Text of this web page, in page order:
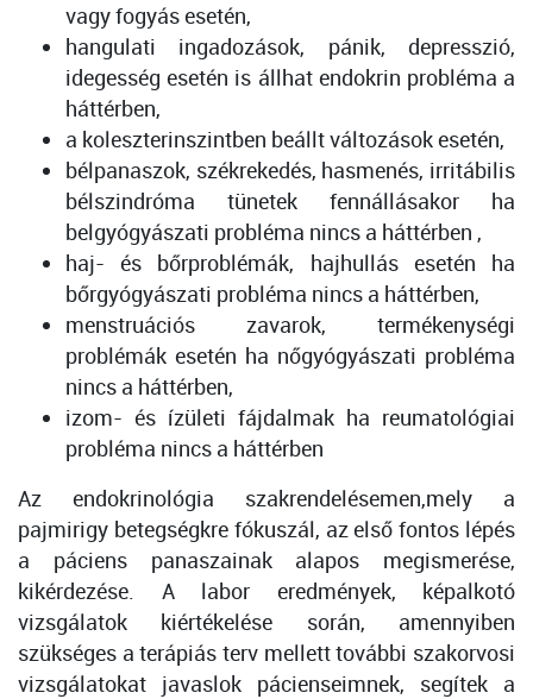
vagy fogyás esetén,
hangulati ingadozások, pánik, depresszió,
idegesség esetén is állhat endokrin probléma a
háttérben,
a koleszterinszintben beállt változások esetén,
bélpanaszok, székrekedés, hasmenés, irritábilis
bélszindróma tünetek fennállásakor ha
belgyógyászati probléma nincs a háttérben ,
haj- és bőrproblémák, hajhullás esetén ha
bőrgyógyászati probléma nincs a háttérben,
menstruációs zavarok, termékenységi
problémák esetén ha nőgyógyászati probléma
nincs a háttérben,
izom- és ízületi fájdalmak ha reumatológiai
probléma nincs a háttérben
Az endokrinológia szakrendelésemen,mely a
pajmirigy betegségkre fókuszál, az első fontos lépés
a páciens panaszainak alapos megismerése,
kikérdezése. A labor eredmények, képalkotó
vizsgálatok kiértékelése során, amennyiben
szükséges a terápiás terv mellett további szakorvosi
vizsgálatokat javaslok pácienseimnek, segítek a